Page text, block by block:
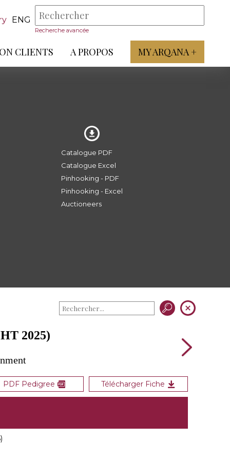
ENG
Recherche avancée
CLIENTS A PROPOS MY ARQANA +
Catalogue PDF
Catalogue Excel
Pinhooking - PDF
Pinhooking - Excel
Auctioneers
2025)
PDF Pedigree Télécharger Fiche